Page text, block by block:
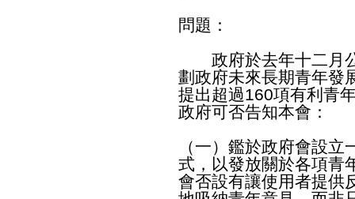
問題：
政府於去年十二月公
劃政府未來長期青年發
提出超過160項有利青
政府可否告知本會：
（一）鑑於政府會設
式，以發放關於各項青
會否設有讓使用者提供